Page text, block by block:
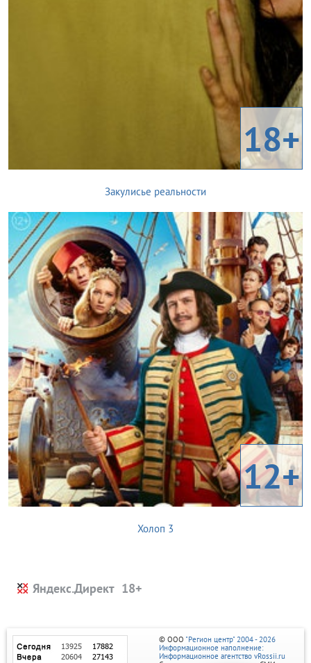
18+
Закулисье реальности
12+
Холоп 3
Яндекс.Директ
© ООО "Регион центр" 2004 - 2026
Информационное наполнение:
Информационное агентство vRossii.ru